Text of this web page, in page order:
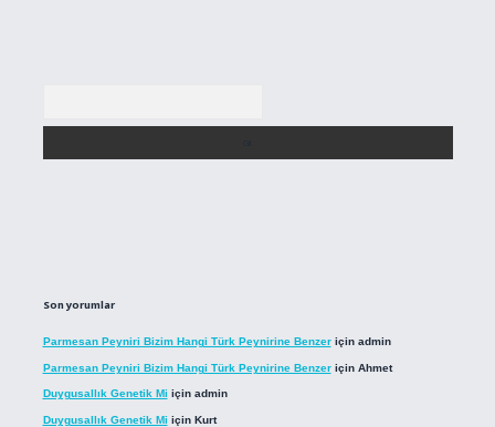
Son yorumlar
Parmesan Peyniri Bizim Hangi Türk Peynirine Benzeriçin admin
Parmesan Peyniri Bizim Hangi Türk Peynirine Benzeriçin Ahmet
Duygusallık Genetik Mi için admin
Duygusallık Genetik Mi için Kurt